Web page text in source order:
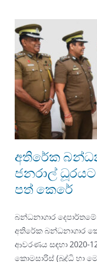
අතිරේක
ජනරාල්
පත් කෙරේ
බන්ධනාගාර
අතිරේක බන්ධනාගාර
ආවරණය සඳහා 2020-
කොමසාරිස් (බුද්ධි හා